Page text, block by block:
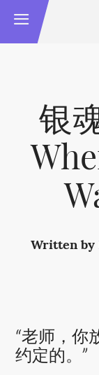
银
Written by
“老师，你
约定的。”